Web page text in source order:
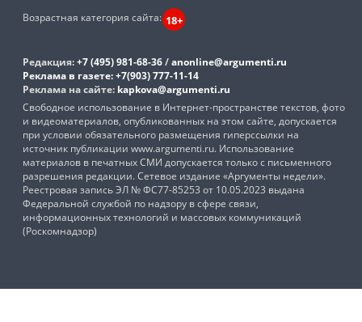
Возрастная категория сайта: 18+
Редакция:+7 (495) 981-68-36/anonline@argumenti.ru
Реклама в газете:+7(903) 777-11-14
Реклама на сайте: kapkova@argumenti.ru
Свободное использование в Интернет-пространстве текстов, фото
и видеоматериалов, опубликованных на этом сайте, допускается
при условии обязательного размещения гиперссылки на
источник публикации www.argumenti.ru. Использование
материалов в печатных СМИ допускается только с письменного
разрешения редакции. Сетевое издание «Аргументы недели».
Реестровая запись ЭЛ № ФС77-85253 от 10.05.2023 выдана
Федеральной службой по надзору в сфере связи,
информационных технологий и массовых коммуникаций
(Роскомнадзор)